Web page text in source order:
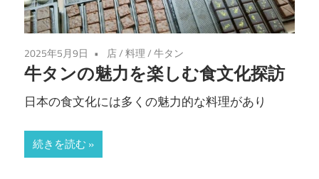
2025年5月9日 店/料理/牛タン
牛タンの魅力を楽しむ食文化探訪
日本の食文化には多くの魅力的な料理があり
続きを読む